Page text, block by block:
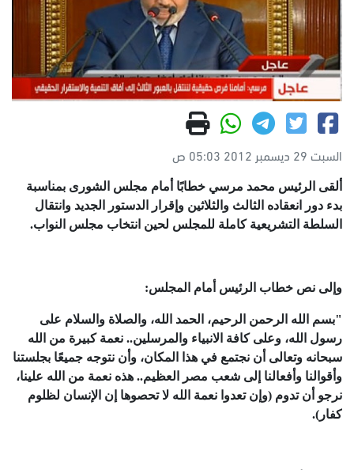
السبت 29 ديسمبر 2012 05:03 ص
ألقى الرئيس محمد مرسي خطابًا أمام مجلس الشورى بمناسبة
بدء دور انعقاده الثالث والثلاثين وإقرار الدستور الجديد وانتقال
السلطة التشريعية كاملة للمجلس لحين انتخاب مجلس النواب.
وإلى نص خطاب الرئيس أمام المجلس:
"بسم الله الرحمن الرحيم، الحمد الله، والصلاة والسلام على
رسول الله، وعلى كافة الانبياء والمرسلين.. نعمة كبيرة من الله
سبحانه وتعالى أن نجتمع في هذا المكان، وأن نتوجه جميعًا بجلستنا
وأقوالنا وأفعالنا إلى شعب مصر العظيم.. هذه نعمة من الله علينا،
نرجو أن تدوم (وإن تعدوا نعمة الله لا تحصوها إن الإنسان لظلوم
كفار).